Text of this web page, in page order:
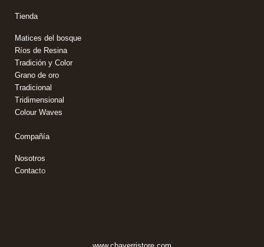
Tienda
Matices del bosque
Ríos de Resina
Tradición y Color
Grano de oro
Tradicional
Tridimensional
Colour Waves
Compañía
Nosotros
Contacto